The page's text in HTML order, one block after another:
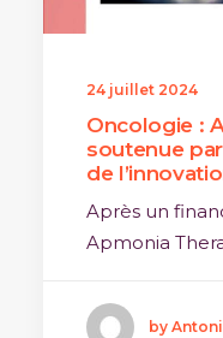
24 juillet 2024
Oncologie :
soutenue
de
Après un
Apmonia
by